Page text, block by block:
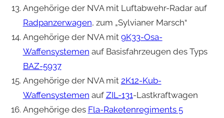
Angehörige der NVA mit Luftabwehr-Radar auf
Radpanzerwagen, zum „Sylvianer Marsch“
Angehörige der NVA mit 9K33-Osa-
Waffensystemen auf Basisfahrzeugen des Typs
BAZ-5937
Angehörige der NVA mit 2K12-Kub-
Waffensystemen auf ZIL-131-Lastkraftwagen
Angehörige des Fla-Raketenregiments 5